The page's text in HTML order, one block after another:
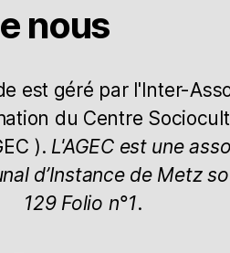
nous
est géré par l'Inter-
du Centre
). L'AGEC est une
d’Instance de Metz
129 Folio n°1.